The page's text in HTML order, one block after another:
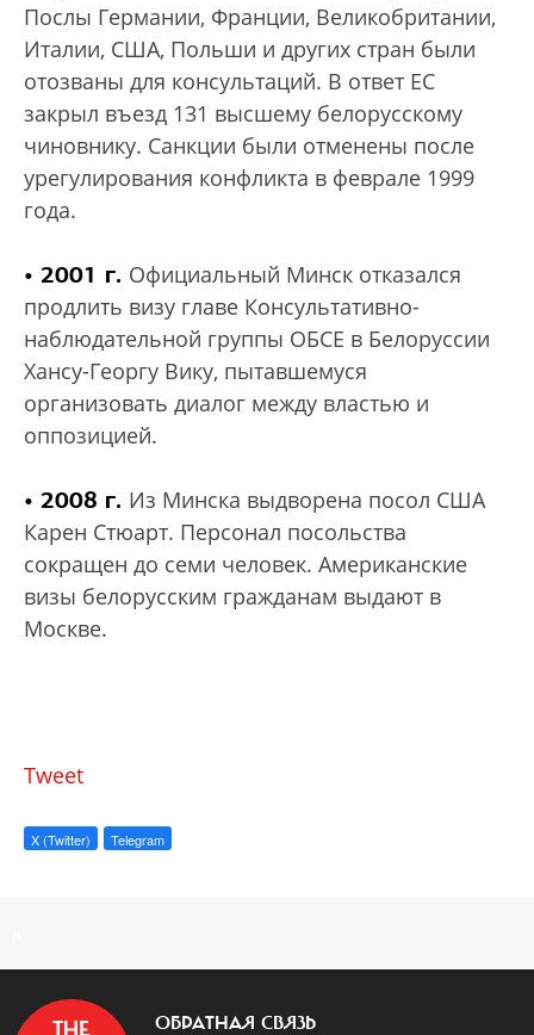
Послы Германии, Франции, Великобритании,
Италии, США, Польши и других стран были
отозваны для консультаций. В ответ ЕС
закрыл въезд 131 высшему белорусскому
чиновнику. Санкции были отменены после
урегулирования конфликта в феврале 1999
года.
• 2001 г. Официальный Минск отказался
продлить визу главе Консультативно-
наблюдательной группы ОБСЕ в Белоруссии
Хансу-Георгу Вику, пытавшемуся
организовать диалог между властью и
оппозицией.
• 2008 г. Из Минска выдворена посол США
Карен Стюарт. Персонал посольства
сокращен до семи человек. Американские
визы белорусским гражданам выдают в
Москве.
Tweet
X (Twitter) Telegram
ОБРАТНАЯ СВЯЗЬ